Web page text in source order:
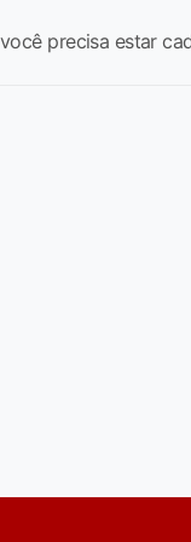
precisa estar